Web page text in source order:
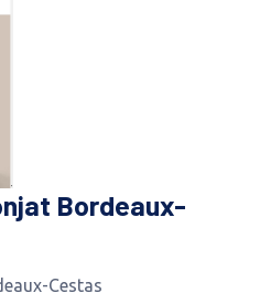
Bordeaux-
Cestas